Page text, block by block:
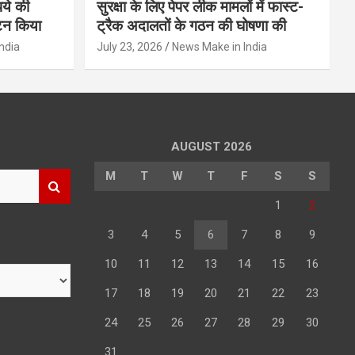
की
किया
सुरक्षा के लिए पेपर लीक मामलों में फास्ट-
ट्रैक अदालतों के गठन की घोषणा की
July 23, 2026 News Make in India
AUGUST 2026
M T W T F S S
1 2
3 4 5 6 7 8 9
10 11 12 13 14 15 16
17 18 19 20 21 22 23
24 25 26 27 28 29 30